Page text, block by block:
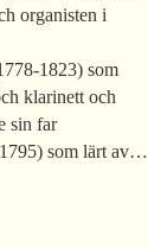
organisten i
1823) som
klarinett och
sin far
som lärt av…